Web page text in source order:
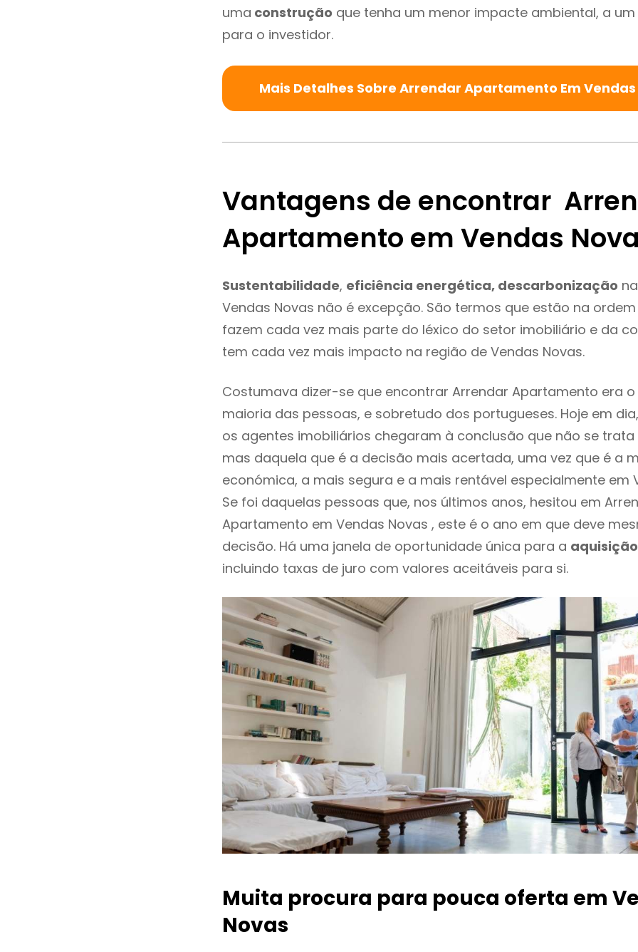
uma construção que tenha um menor impacte ambiental, a
para o investidor.
Mais Detalhes Sobre Arrendar Apartamento Em
Vantagens de encontrar
Apartamento em Vendas
Sustentabilidade, eficiência energética, descarbonização
Vendas Novas não é excepção. São termos que estão na
fazem cada vez mais parte do léxico do setor imobiliário e da
tem cada vez mais impacto na região de Vendas Novas.
Costumava dizer-se que encontrar Arrendar Apartamento era
maioria das pessoas, e sobretudo dos portugueses. Hoje em
os agentes imobiliários chegaram à conclusão que não se
mas daquela que é a decisão mais acertada, uma vez que é a
económica, a mais segura e a mais rentável especialmente em
Se foi daquelas pessoas que, nos últimos anos, hesitou em
Apartamento em Vendas Novas , este é o ano em que deve
decisão. Há uma janela de oportunidade única para a
incluindo taxas de juro com valores aceitáveis para si.
Muita procura para pouca oferta em
Novas